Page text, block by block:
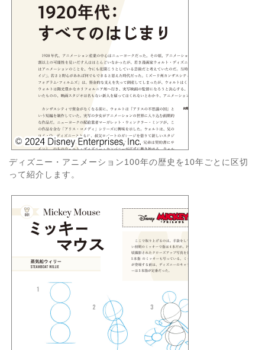
ディズニー・アニメーション100年の歴史を10年ごとに区切
って紹介します。